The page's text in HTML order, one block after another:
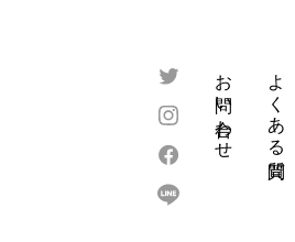
よくある質問
お問い合わせ